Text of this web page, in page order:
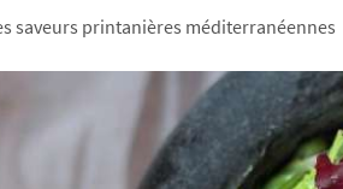
saveurs printanières méditerranéennes